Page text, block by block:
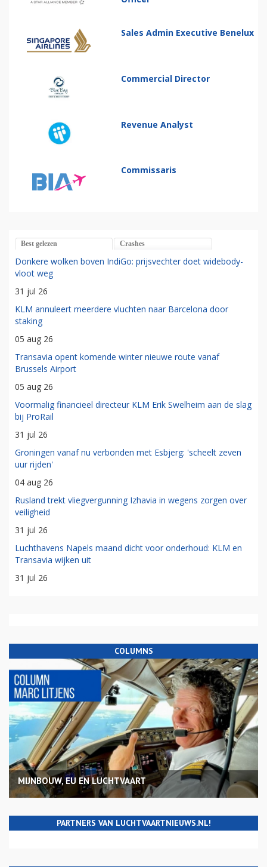
Sales Admin Executive Benelux
Commercial Director
Revenue Analyst
Commissaris
Best gelezen Crashes
Donkere wolken boven IndiGo: prijsvechter doet widebody-
vloot weg
31 jul 26
KLM annuleert meerdere vluchten naar Barcelona door
staking
05 aug 26
Transavia opent komende winter nieuwe route vanaf
Brussels Airport
05 aug 26
Voormalig financieel directeur KLM Erik Swelheim aan de slag
bij ProRail
31 jul 26
Groningen vanaf nu verbonden met Esbjerg: 'scheelt zeven
uur rijden'
04 aug 26
Rusland trekt vliegvergunning Izhavia in wegens zorgen over
veiligheid
31 jul 26
Luchthavens Napels maand dicht voor onderhoud: KLM en
Transavia wijken uit
31 jul 26
COLUMNS
MIJNBOUW, EU EN LUCHTVAART
PARTNERS VAN LUCHTVAARTNIEUWS.NL!